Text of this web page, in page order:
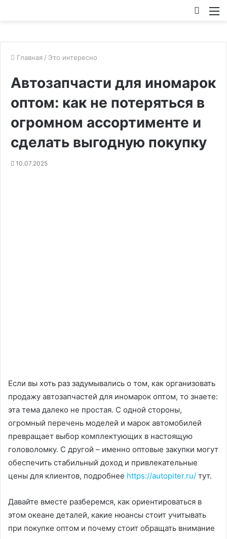
Главная / Это интересно
Автозапчасти для иномарок
оптом: как не потеряться в
огромном ассортименте и
сделать выгодную покупку
10.07.2025
Если вы хоть раз задумывались о том, как организовать
продажу автозапчастей для иномарок оптом, то знаете:
эта тема далеко не простая. С одной стороны,
огромный перечень моделей и марок автомобилей
превращает выбор комплектующих в настоящую
головоломку. С другой – именно оптовые закупки могут
обеспечить стабильный доход и привлекательные
цены для клиентов, подробнее https://autopiter.ru/ тут.
Давайте вместе разберемся, как ориентироваться в
этом океане деталей, какие нюансы стоит учитывать
при покупке оптом и почему стоит обращать внимание